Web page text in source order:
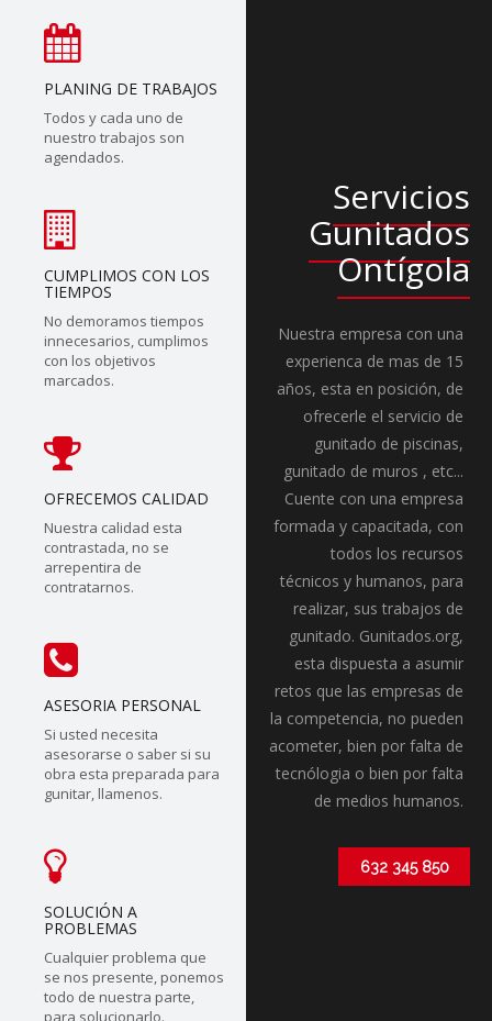
PLANING DE TRABAJOS
Todos y cada uno de
nuestro trabajos son
agendados.
CUMPLIMOS CON LOS
TIEMPOS
No demoramos tiempos
innecesarios, cumplimos
con los objetivos
marcados.
OFRECEMOS CALIDAD
Nuestra calidad esta
contrastada, no se
arrepentira de
contratarnos.
ASESORIA PERSONAL
Si usted necesita
asesorarse o saber si su
obra esta preparada para
gunitar, llamenos.
SOLUCIÓN A
PROBLEMAS
Cualquier problema que
se nos presente, ponemos
todo de nuestra parte,
para solucionarlo.
Servicios
Gunitados
Ontígola
Nuestra empresa con una
experienca de mas de 15
años, esta en posición, de
ofrecerle el servicio de
gunitado de piscinas,
gunitado de muros , etc...
Cuente con una empresa
formada y capacitada, con
todos los recursos
técnicos y humanos, para
realizar, sus trabajos de
gunitado. Gunitados.org,
esta dispuesta a asumir
retos que las empresas de
la competencia, no pueden
acometer, bien por falta de
tecnólogia o bien por falta
de medios humanos.
632 345 850